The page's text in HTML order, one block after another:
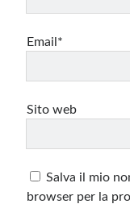
Email*
Sito web
Salva il mio
browser per la